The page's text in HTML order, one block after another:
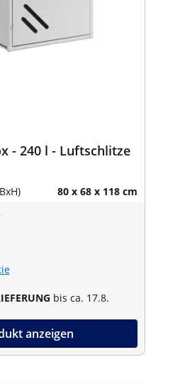
- 240 l - Luftschlitze
80 x 68 x 118 cm
bis ca. 17.8.
anzeigen